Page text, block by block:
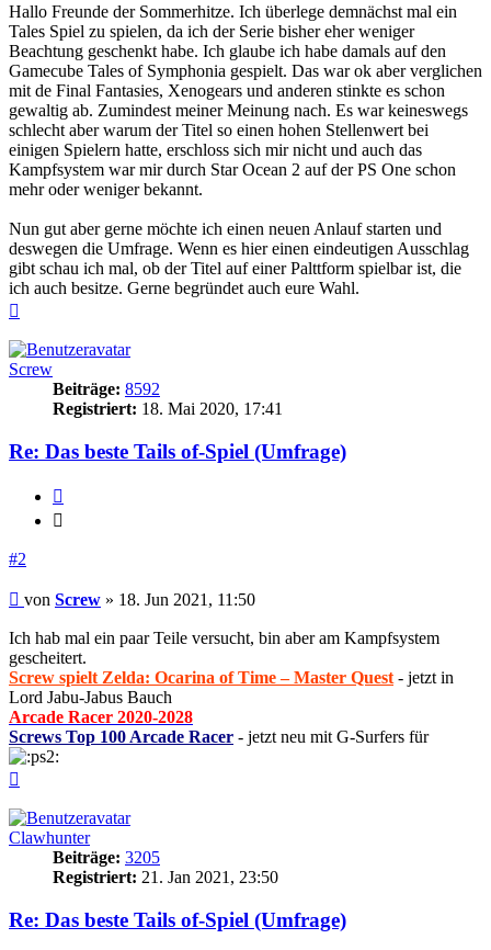
Hallo Freunde der Sommerhitze. Ich überlege demnächst mal ein
Tales Spiel zu spielen, da ich der Serie bisher eher weniger
Beachtung geschenkt habe. Ich glaube ich habe damals auf den
Gamecube Tales of Symphonia gespielt. Das war ok aber verglichen
mit de Final Fantasies, Xenogears und anderen stinkte es schon
gewaltig ab. Zumindest meiner Meinung nach. Es war keineswegs
schlecht aber warum der Titel so einen hohen Stellenwert bei
einigen Spielern hatte, erschloss sich mir nicht und auch das
Kampfsystem war mir durch Star Ocean 2 auf der PS One schon
mehr oder weniger bekannt.
Nun gut aber gerne möchte ich einen neuen Anlauf starten und
deswegen die Umfrage. Wenn es hier einen eindeutigen Ausschlag
gibt schau ich mal, ob der Titel auf einer Palttform spielbar ist, die
ich auch besitze. Gerne begründet auch eure Wahl.
Screw
Beiträge: 8592
Registriert: 18. Mai 2020, 17:41
Re: Das beste Tails of-Spiel (Umfrage)
#2
Beitrag
von Screw » 18. Jun 2021, 11:50
Ich hab mal ein paar Teile versucht, bin aber am Kampfsystem
gescheitert.
Screw spielt Zelda: Ocarina of Time – Master Quest - jetzt in
Lord Jabu-Jabus Bauch
Arcade Racer 2020-2028
Screws Top 100 Arcade Racer - jetzt neu mit G-Surfers für
Clawhunter
Beiträge: 3205
Registriert: 21. Jan 2021, 23:50
Re: Das beste Tails of-Spiel (Umfrage)